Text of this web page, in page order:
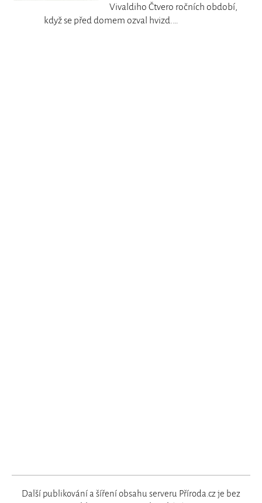
Vivaldiho Čtvero ročních období,
když se před domem ozval hvizd.…
Další publikování a šíření obsahu serveru Příroda.cz je bez